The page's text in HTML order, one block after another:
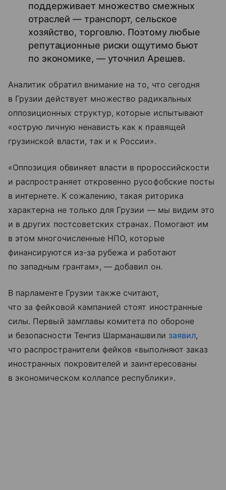
поддерживает множество смежных
отраслей — транспорт, сельское
хозяйство, торговлю. Поэтому любые
репутационные риски ощутимо бьют
по экономике, — уточнил Арешев.
Аналитик обратил внимание на то, что сегодня
в Грузии действует множество радикальных
оппозиционных структур, которые испытывают
«острую личную ненависть как к правящей
грузинской власти, так и к России».
«Оппозиция обвиняет власти в пророссийскости
и распространяет откровенно русофобские посты
в интернете. К сожалению, такая риторика
характерна не только для Грузии — мы видим это
и в других постсоветских странах. Помогают им
в этом многочисленные НПО, которые
финансируются из-за рубежа и работают
по западным грантам», — добавил он.
В парламенте Грузии также считают,
что за фейковой кампанией стоят иностранные
силы. Первый замглавы комитета по обороне
и безопасности Тенгиз Шарманашвили заявил,
что распространители фейков «выполняют заказ
иностранных покровителей и заинтересованы
в экономическом коллапсе республики».